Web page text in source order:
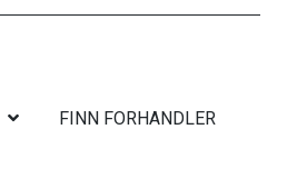
FINN FORHANDLER